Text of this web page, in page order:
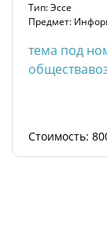
Тип: Эссе
Предмет:
тема под
Стоимость: